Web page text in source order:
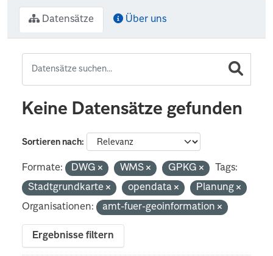
Datensätze Über uns
Keine Datensätze gefunden
Sortieren nach
Formate: DWG WMS GPKG
Tags:
Stadtgrundkarte
opendata
Planung
Organisationen:
amt-fuer-geoinformation
Ergebnisse filtern